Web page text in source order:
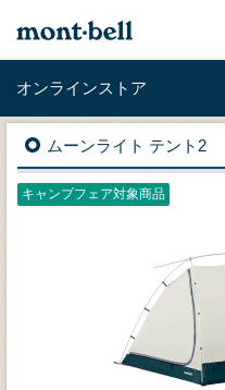
オンラインストア
ムーンライト テント2
キャンプフェア対象商品